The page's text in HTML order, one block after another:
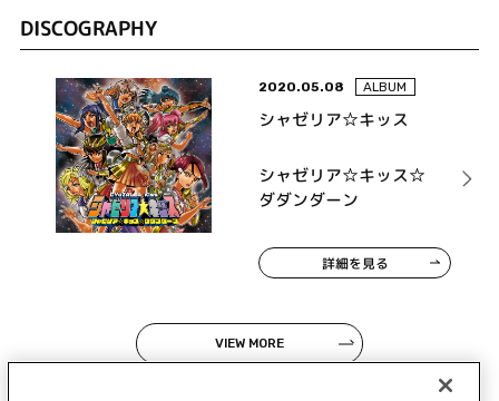
DISCOGRAPHY
2020.05.08 ALBUM
シャゼリア☆キッス
シャゼリア☆キッス☆
ダダンダーン
詳細を見る
VIEW MORE